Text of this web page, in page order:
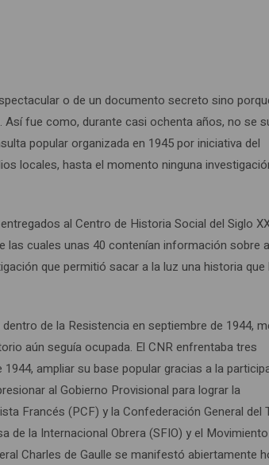
o de un documento secreto sino
fue como, durante casi ochenta años, no se
popular organizada en 1945 por iniciativa del
locales, hasta el momento ninguna
al Centro de Historia Social del Siglo
cuales unas 40 contenían información sobre
que permitió sacar a la luz una historia que
de la Resistencia en septiembre de 1944,
aún seguía ocupada. El CNR enfrentaba tres
ampliar su base popular gracias a la
al Gobierno Provisional para lograr la
Francés (PCF) y la Confederación General del
de la Internacional Obrera (SFIO) y el Movimiento
Charles de Gaulle se manifestó abiertamente